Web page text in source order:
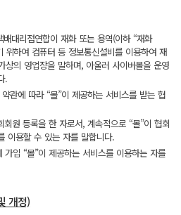
대리점연합이 재화 또는 용역(이하 “재화
위하여 컴퓨터 등 정보통신설비를 이용하여 재
의 영업장을 말하며, 아울러 사이버몰을 운영
.
관에 따라 “몰”이 제공하는 서비스를 받는 협
원 등록을 한 자로서, 계속적으로 “몰”이 협회
이용할 수 있는 자를 말합니다.
입 “몰”이 제공하는 서비스를 이용하는 자를
개정)